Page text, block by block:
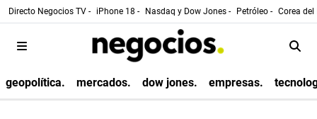
Directo Negocios TV - iPhone 18 - Nasdaq y Dow Jones - Petróleo - Corea
geopolítica. mercados. dow jones. empresas.